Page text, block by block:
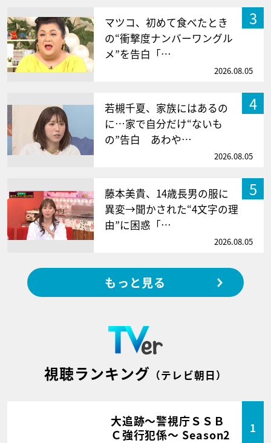
3
マツコ、初めて食べたとき
の“衝撃度ナンバーワングル
メ”を告白「…
2026.08.05
4
若槻千夏、家族にはあるの
に…家で自分だけ“ないも
の”告白 あわや…
2026.08.05
5
藤本美貴、14歳長男の服に
異変→聞かされた“4文字の理
由”に困惑「…
2026.08.05
もっと見る
視聴ランキング （テレビ朝日）
大追跡～警視庁ＳＳＢ
Ｃ強行犯係～ Season2
1